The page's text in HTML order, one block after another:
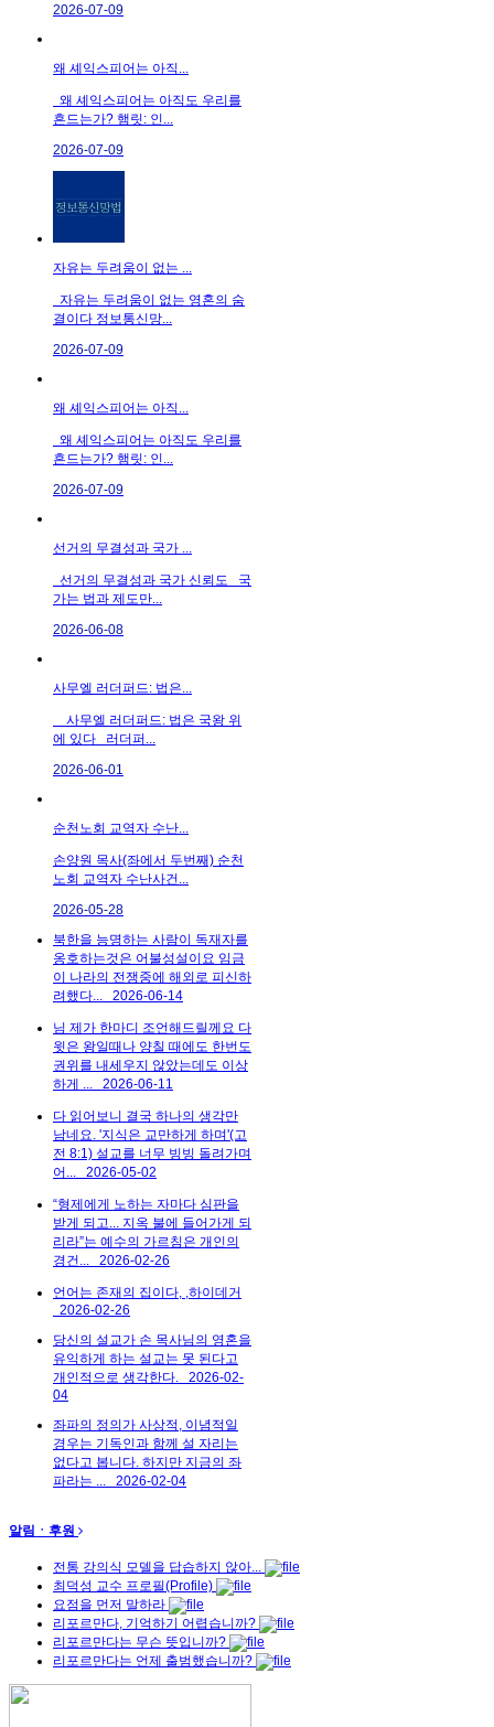
2026-07-09
왜 셰익스피어는 아직...
왜 셰익스피어는 아직도 우리를
흔드는가? 햄릿: 인...
2026-07-09
자유는 두려움이 없는 ...
자유는 두려움이 없는 영혼의 숨
결이다 정보통신망...
2026-07-09
왜 셰익스피어는 아직...
왜 셰익스피어는 아직도 우리를
흔드는가? 햄릿: 인...
2026-07-09
선거의 무결성과 국가 ...
선거의 무결성과 국가 신뢰도 국
가는 법과 제도만...
2026-06-08
사무엘 러더퍼드: 법은...
사무엘 러더퍼드: 법은 국왕 위
에 있다 러더퍼...
2026-06-01
순천노회 교역자 수난...
손양원 목사(좌에서 두번째) 순천
노회 교역자 수난사건...
2026-05-28
북한을 능명하는 사람이 독재자를
옹호하는것은 어불성설이요 임금
이 나라의 전쟁중에 해외로 피신하
려했다...
2026-06-14
님 제가 한마디 조언해드릴께요 다
윗은 왕일때나 양칠 때에도 한번도
권위를 내세우지 않았는데도 이상
하게 ...
2026-06-11
다 읽어보니 결국 하나의 생각만
남네요. '지식은 교만하게 하며'(고
전 8:1) 설교를 너무 빙빙 돌려가며
어...
2026-05-02
“형제에게 노하는 자마다 심판을
받게 되고... 지옥 불에 들어가게 되
리라”는 예수의 가르침은 개인의
경건...
2026-02-26
언어는 존재의 집이다, ,하이데거
2026-02-26
당신의 설교가 손 목사님의 영혼을
유익하게 하는 설교는 못 된다고
개인적으로 생각한다.
2026-02-
04
좌파의 정의가 사상적, 이념적일
경우는 기독인과 함께 설 자리는
없다고 봅니다. 하지만 지금의 좌
파라는 ...
2026-02-04
알림ㆍ후원
전통 강의식 모델을 답습하지 않아...
최덕성 교수 프로필(Profile)
요점을 먼저 말하라
리포르만다, 기억하기 어렵습니까?
리포르만다는 무슨 뜻입니까?
리포르만다는 언제 출범했습니까?